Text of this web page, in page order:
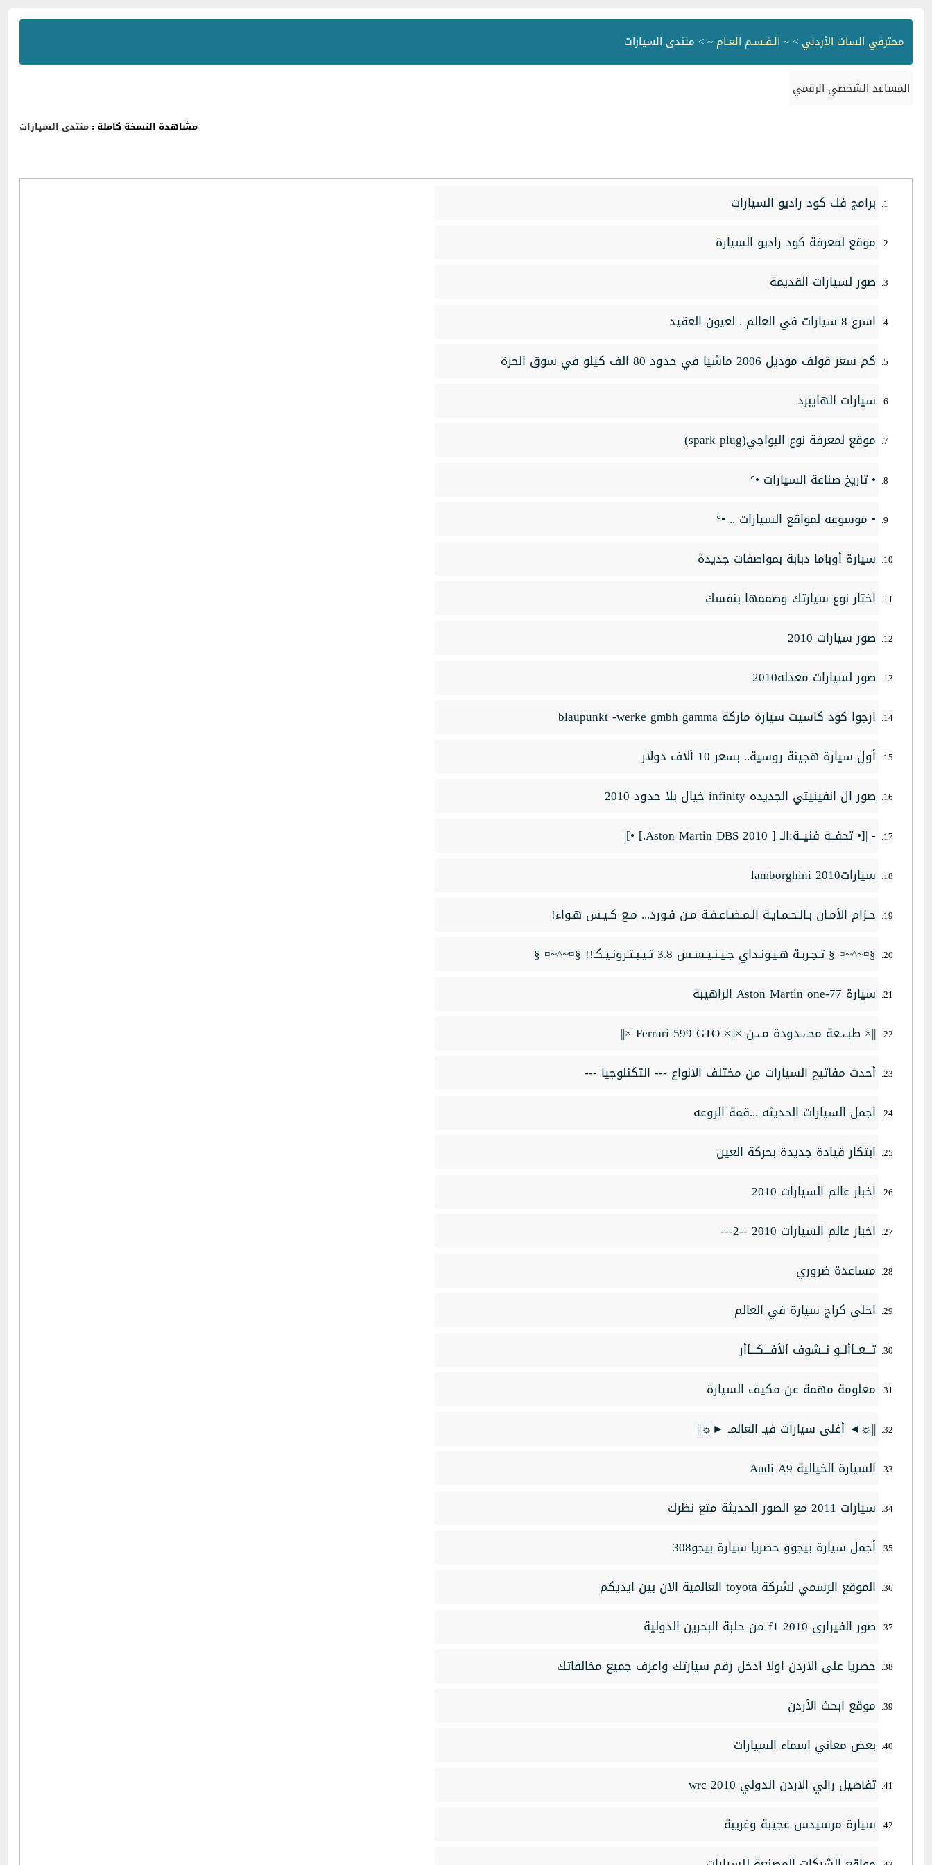
محترفي السات الأردني >~ الـقـسـم العـام ~> منتدى السيارات
المساعد الشخصي الرقمي
مشاهدة النسخة كاملة : منتدى السيارات
برامج فك كود راديو السيارات
موقع لمعرفة كود راديو السيارة
صور لسيارات القديمة
اسرع 8 سيارات في العالم . لعيون العقيد
كم سعر قولف موديل 2006 ماشيا في حدود 80 الف كيلو في سوق الحرة
سيارات الهايبرد
موقع لمعرفة نوع البواجي(spark plug)
• تاريخ صناعة السيارات •°
• موسوعه لمواقع السيارات .. •°
سيارة أوباما دبابة بمواصفات جديدة
اختار نوع سيارتك وصممها بنفسك
صور سيارات 2010
صور لسيارات معدله2010
ارجوا كود كاسيت سيارة ماركة blaupunkt -werke gmbh gamma
أول سيارة هجينة روسية.. بسعر 10 آلاف دولار
صور ال انفينيتي الجديده infinity خيال بلا حدود 2010
- |[• تحفــة فنيــة:الـ [ 2010 Aston Martin DBS.] •]|
سياراتlamborghini 2010
حـزام الأمـان بـالـحـمـايـة الـمـضـاعـفـة مـن فـورد... مـع كـيـس هـواء!
§¤~^~¤ § تـجـربـة هـيـونـداي جـيـنـيـسـس 3.8 تـيـبـتـرونـيـكـ!! §¤~^~¤ §
سيارة Aston Martin one-77 الراهيبة
||× طبـ،ـعة محـ،ـدودة مـ،ـن ×||× Ferrari 599 GTO ×||
أحدث مفاتيح السيارات من مختلف الانواع --- التكنلوجيا ---
اجمل السيارات الحديثه ...قمة الروعه
ابتكار قيادة جديدة بحركة العين
اخبار عالم السيارات 2010
اخبار عالم السيارات 2010 --2---
مساعدة ضروري
احلى كراج سيارة في العالم
تـــعــأألــو نــشوف ألأفـــكـــأأر
معلومة مهمة عن مكيف السيارة‎
||☼◄ أغلى سيارات فيـ العالمـ ►☼||
السيارة الخيالية Audi A9
سيارات 2011 مع الصور الحديثة متع نظرك
أجمل سيارة بيجوو حصريا سيارة بيجو308
الموقع الرسمي لشركة toyota العالمية الان بين ايديكم
صور الفيرارى 2010 f1 من حلبة البحرين الدولية
حصريا على الاردن اولا ادخل رقم سيارتك واعرف جميع مخالفاتك
موقع ابحث الأردن
بعض معاني اسماء السيارات
تفاصيل رالي الاردن الدولي wrc 2010
سيارة مرسيدس عجيبة وغريبة